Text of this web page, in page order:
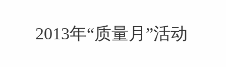
2013年“质量月”活动